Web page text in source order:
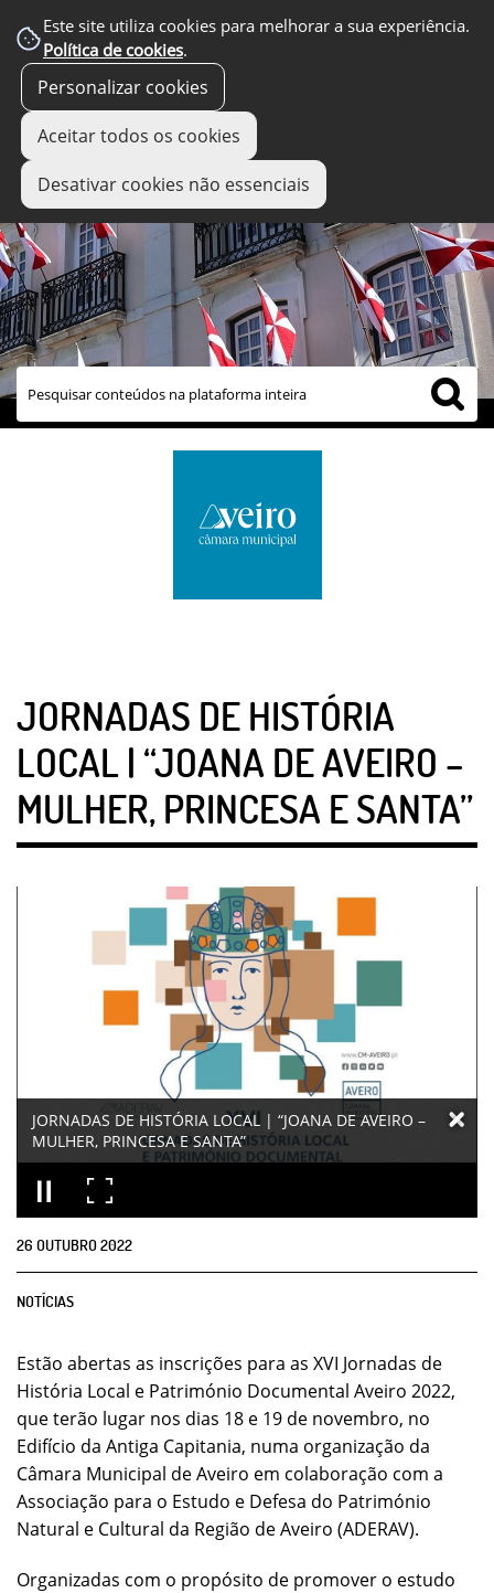
Este site utiliza cookies para melhorar a sua experiência.
Política de cookies.
Personalizar cookies
Aceitar todos os cookies
Desativar cookies não essenciais
links úteis
JORNADAS DE HISTÓRIA
LOCAL | “JOANA DE AVEIRO –
MULHER, PRINCESA E SANTA”
JORNADAS DE HISTÓRIA LOCAL | “JOANA DE AVEIRO –
MULHER, PRINCESA E SANTA”
26 OUTUBRO2022
NOTÍCIAS
Estão abertas as inscrições para as XVI Jornadas de
História Local e Património Documental Aveiro 2022,
que terão lugar nos dias 18 e 19 de novembro, no
Edifício da Antiga Capitania, numa organização da
Câmara Municipal de Aveiro em colaboração com a
Associação para o Estudo e Defesa do Património
Natural e Cultural da Região de Aveiro (ADERAV).
Organizadas com o propósito de promover o estudo